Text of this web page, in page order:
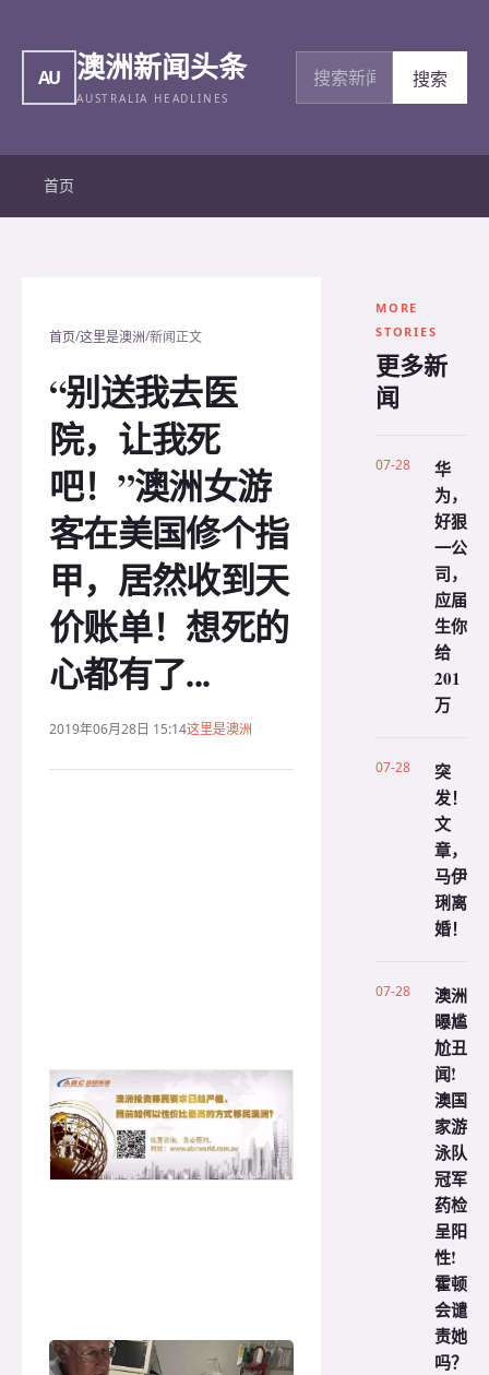
AU 澳洲新闻头条
AUSTRALIA HEADLINES
搜索新闻
搜索
首页
首页/这里是澳洲/新闻正文
“别送我去医
院，让我死
吧！”澳洲女游
客在美国修个指
甲，居然收到天
价账单！想死的
心都有了...
2019年06月28日 15:14这里是澳洲
MORE
STORIES
更多新
闻
07-28
华
为，
好狠
一公
司，
应届
生你
给
201
万
07-28
突
发！
文
章，
马伊
琍离
婚！
07-28
澳洲
曝尴
尬丑
闻!
澳国
家游
泳队
冠军
药检
呈阳
性!
霍顿
会谴
责她
吗？